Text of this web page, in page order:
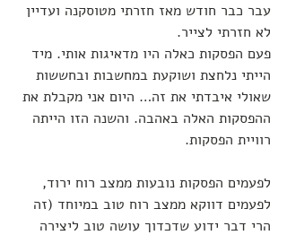
עבר כבר חודש מאז חזרתי מטוסקנה ועדיין
לא חזרתי לצייר.
פעם הפסקות כאלה היו מדאיגות אותי. מיד
הייתי נלחצת ושוקעת במחשבות ובחששות
שאולי איבדתי את זה… היום אני מקבלת את
ההפסקות האלה באהבה. והשנה הזו הייתה
רוויית הפסקות.
לפעמים הפסקות נובעות ממצב רוח ירוד,
לפעמים דווקא ממצב רוח טוב במיוחד (זה
הרי דבר ידוע שדכדוך עושה טוב ליצירה